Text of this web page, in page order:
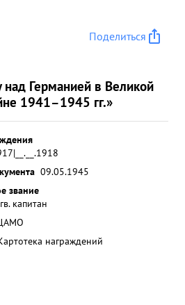
Поделиться
Германией в Великой
1941–1945 гг.»
09.05.1945
звание
капитан
награждений